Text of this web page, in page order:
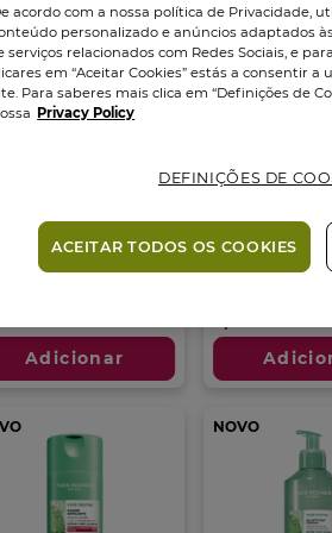
Menthe Água
400 ml
Adicionar
Pure
Tubo 125 ml
0.0
5
estrelas.
NOVO
acordo com a nossa política de Privacidade,
personalizado e anúncios adaptados
serviços relacionados com Redes Sociais, e
em “Aceitar Cookies” estás a consentir a
Para saberes mais clica em “Definições de
Privacy Policy
DEFINIÇÕES DE
ACEITAR TODOS OS COOKIES